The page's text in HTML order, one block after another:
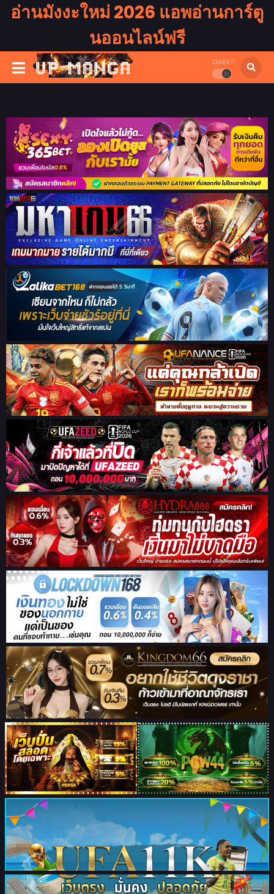
อ่านมังงะใหม่ 2026 แอพอ่านการ์ตู
นออนไลน์ฟรี
DARK?